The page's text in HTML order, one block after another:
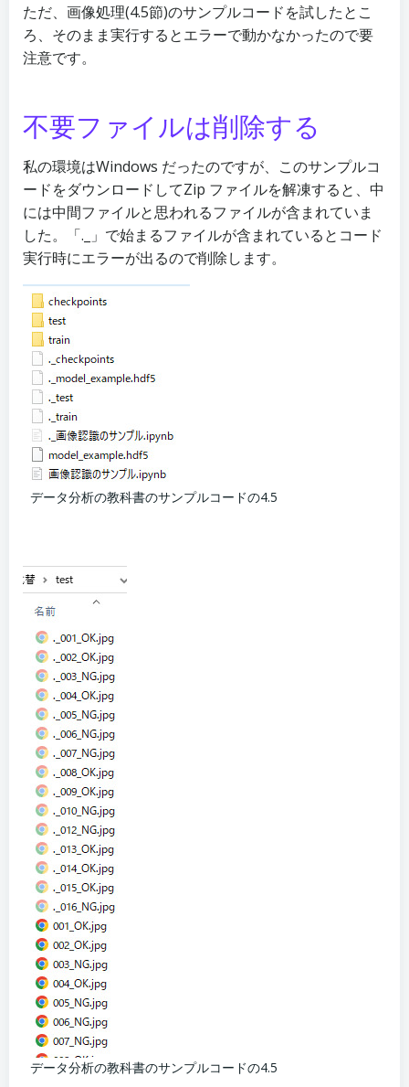
ただ、画像処理(4.5節)のサンプルコードを試したとこ
ろ、そのまま実行するとエラーで動かなかったので要
注意です。
不要ファイルは削除する
私の環境はWindows だったのですが、このサンプルコ
ードをダウンロードしてZip ファイルを解凍すると、中
には中間ファイルと思われるファイルが含まれていま
した。「._」で始まるファイルが含まれているとコード
実行時にエラーが出るので削除します。
データ分析の教科書のサンプルコードの4.5
データ分析の教科書のサンプルコードの4.5